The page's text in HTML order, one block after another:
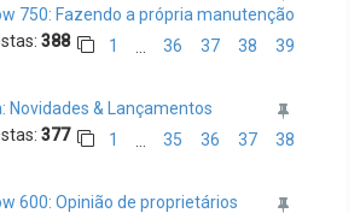
750: Fazendo a própria manutenção
388 1 36 37 38 39
Novidades & Lançamentos
377 1 35 36 37 38
600: Opinião de proprietários